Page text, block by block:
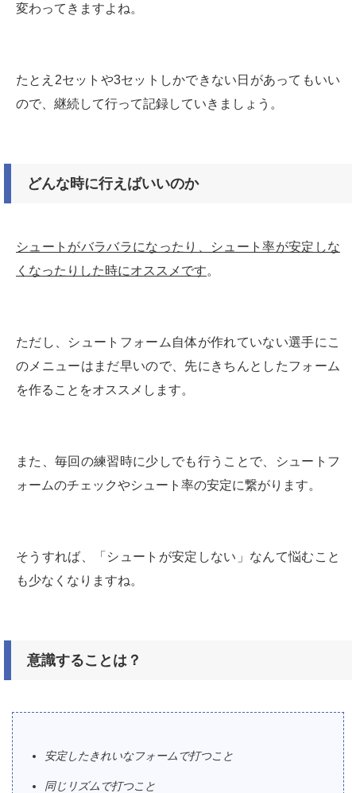
変わってきますよね。
たとえ2セットや3セットしかできない日があってもいい
ので、継続して行って記録していきましょう。
どんな時に行えばいいのか
シュートがバラバラになったり、シュート率が安定しな
くなったりした時にオススメです。
ただし、シュートフォーム自体が作れていない選手にこ
のメニューはまだ早いので、先にきちんとしたフォーム
を作ることをオススメします。
また、毎回の練習時に少しでも行うことで、シュートフ
ォームのチェックやシュート率の安定に繋がります。
そうすれば、「シュートが安定しない」なんて悩むこと
も少なくなりますね。
意識することは？
安定したきれいなフォームで打つこと
同じリズムで打つこと